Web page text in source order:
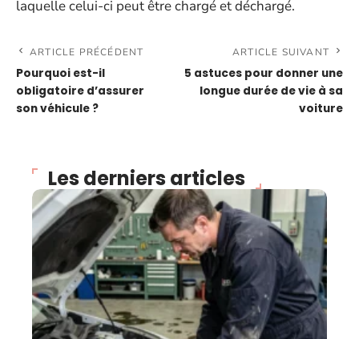
laquelle celui-ci peut être chargé et déchargé.
ARTICLE PRÉCÉDENT
Pourquoi est-il
obligatoire d’assurer
son véhicule ?
ARTICLE SUIVANT
5 astuces pour donner une
longue durée de vie à sa
voiture
Les derniers articles